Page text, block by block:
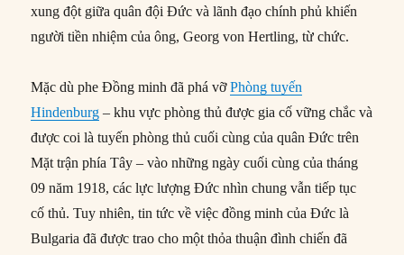
xung đột giữa quân đội Đức và lãnh đạo chính phủ khiến
người tiền nhiệm của ông, Georg von Hertling, từ chức.
Mặc dù phe Đồng minh đã phá vỡPhòng tuyến
Hindenburg – khu vực phòng thủ được gia cố vững chắc và
được coi là tuyến phòng thủ cuối cùng của quân Đức trên
Mặt trận phía Tây – vào những ngày cuối cùng của tháng
09 năm 1918, các lực lượng Đức nhìn chung vẫn tiếp tục
cố thủ. Tuy nhiên, tin tức về việc đồng minh của Đức là
Bulgaria đã được trao cho một thỏa thuận đình chiến đã